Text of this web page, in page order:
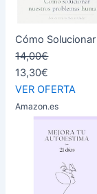
Cómo
14,00€
13,30€
VER OFERTA
Amazon.es